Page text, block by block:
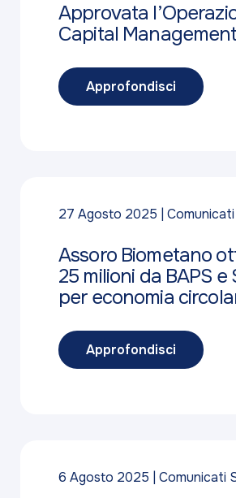
Approvata
Capital Management
Approfondisci
27 Agosto 2025
Assoro Biometano
25 milioni da BAPS e
per economia
Approfondisci
6 Agosto 2025 Comunicati